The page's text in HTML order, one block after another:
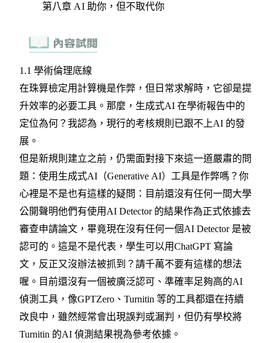
第八章 AI 助你，但不取代你